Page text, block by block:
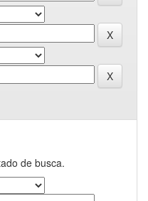
de busca.